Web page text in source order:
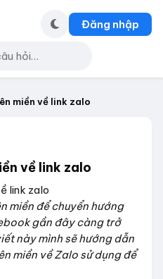
Đăng nhập
miền về link zalo
về link zalo
link zalo
miền để chuyển hướng
gần đây càng trở
này mình sẽ hướng dẫn
miền về Zalo sử dụng để